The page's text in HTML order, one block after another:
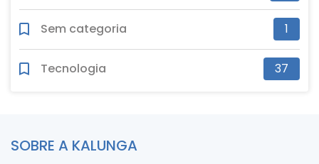
Sem categoria 1
Tecnologia 37
SOBRE A KALUNGA